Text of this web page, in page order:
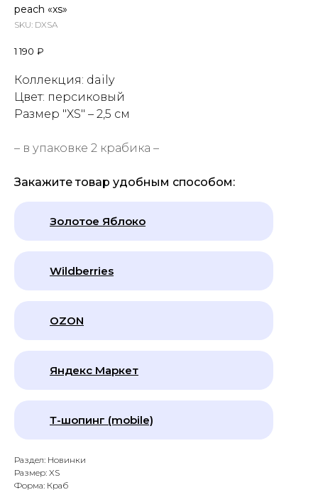
peach «xs»
SKU: DXSA
1 190 ₽
Коллекция: daily
Цвет: персиковый
Размер "XS" – 2,5 см
– в упаковке 2 крабика –
Закажите товар удобным способом:
Золотое Яблоко
Wildberries
OZON
Яндекс Маркет
Т-шопинг (mobile)
Раздел: Новинки
Размер: XS
Форма: Краб